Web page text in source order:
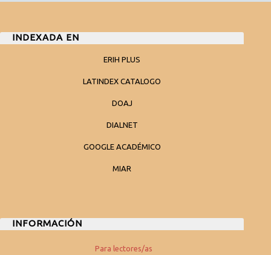
INDEXADA EN
ERIH PLUS
LATINDEX CATALOGO
DOAJ
DIALNET
GOOGLE ACADÉMICO
MIAR
INFORMACIÓN
Para lectores/as